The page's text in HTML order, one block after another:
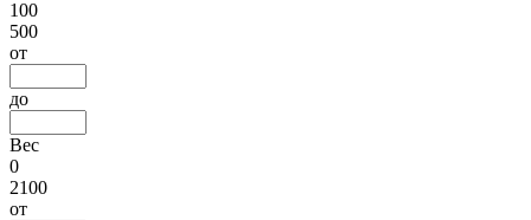
100
500
от
до
Вес
0
2100
от